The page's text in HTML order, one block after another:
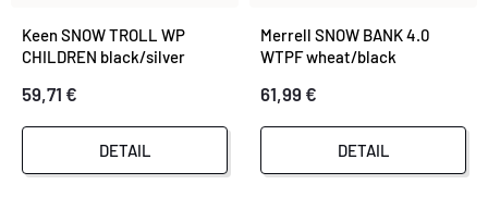
Keen SNOW TROLL WP
CHILDREN black/silver
59,71 €
DETAIL
Merrell SNOW BANK 4.0
WTPF wheat/black
61,99 €
DETAIL